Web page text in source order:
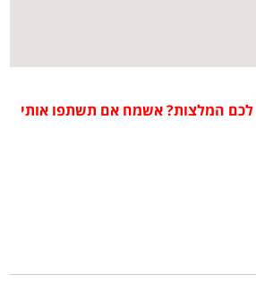
לכם המלצות? אשמח אם תשתפו אותי